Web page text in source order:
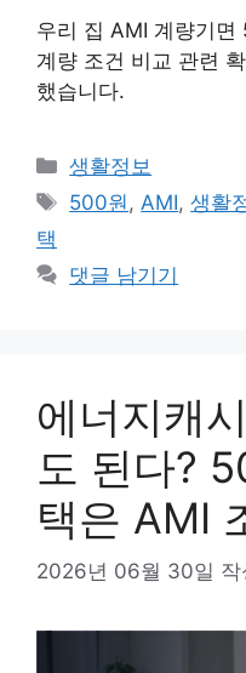
우리 집 AMI 계량기면
계량 조건 비교 관련
했습니다.
카
테
생활정보
태
500원 , AMI,생활
택
댓글 남기기
에너지캐
도 된다?
택은 AMI
2026년 06월 30일 작